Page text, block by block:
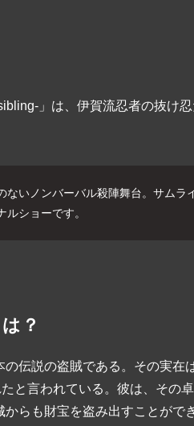
」は、伊賀流忍者の抜け
ないノンバーバル殺陣舞台。サム
ショーです。
？
の伝説の盗賊である。その実
と言われている。彼は、その
らも財宝を盗み出すことがで